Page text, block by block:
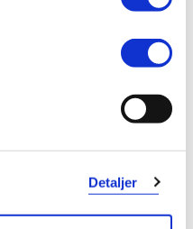
Detaljer
Pharma Nord